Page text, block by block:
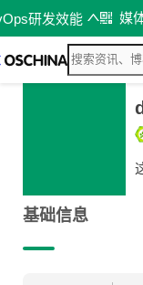
研发效能 媒
基础信息